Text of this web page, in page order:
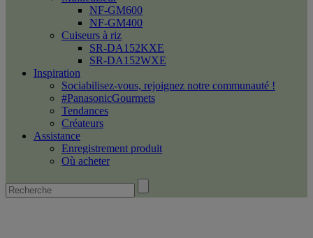
NF-GM600
NF-GM400
Cuiseurs à riz
SR-DA152KXE
SR-DA152WXE
Inspiration
Sociabilisez-vous, rejoignez notre communauté !
#PanasonicGourmets
Tendances
Créateurs
Assistance
Enregistrement produit
Où acheter